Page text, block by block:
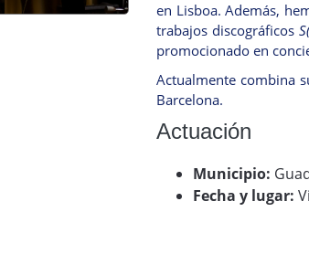
en Lisboa. Además,
trabajos discográficos
promocionado en
Actualmente combina
Barcelona.
Actuación
Municipio:
Fecha y lugar: